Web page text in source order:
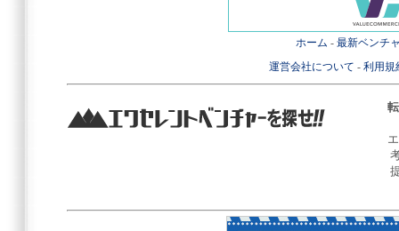
ホーム - 最新ベンチ
運営会社について - 利用規